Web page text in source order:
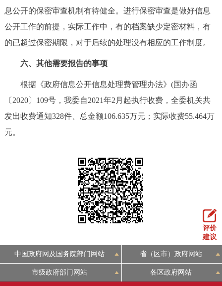
息公开的保密审查机制有待健全。进行保密审查是做好信息
公开工作的前提，实际工作中，有的档案缺少定密材料，有
的已超过保密期限，对于后续的处理没有相应的工作制度。
六、其他需要报告的事项
根据《政府信息公开信息处理费管理办法》(国办函
〔2020〕109号，我委自2021年2月起执行收费，全委机关共
发出收费通知328件、总金额106.635万元；实际收费55.464万
元。
评价
建议
中国政府网及国务院部门网站 省（区市）政府网站
市级政府部门网站 各区政府网站